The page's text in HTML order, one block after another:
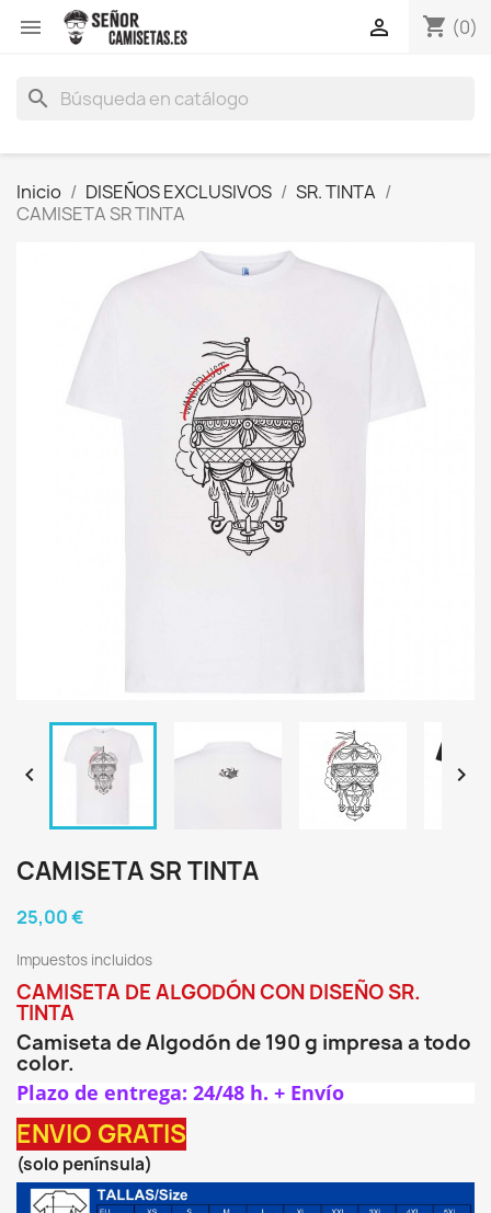
 shopping_cart (0)

search
Inicio DISEÑOS EXCLUSIVOS
SR. TINTA
CAMISETA SR TINTA
 
CAMISETA SR TINTA
25,00 €
Impuestos incluidos
CAMISETA DE ALGODÓN CON DISEÑO SR.
TINTA
Camiseta de Algodón de 190 g impresa a todo
color.
Plazo de entrega: 24/48 h. + Envío
ENVIO GRATIS
(solo península)